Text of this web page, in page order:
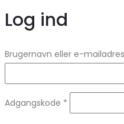
Log ind
Brugernavn eller e-
Adgangskode *